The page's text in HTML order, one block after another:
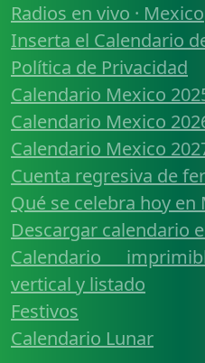
Radios en vivo · Mexico
Inserta el Calendario
Política de Privacidad
Calendario Mexico
Calendario Mexico
Calendario Mexico
Cuenta regresiva de
Qué se celebra hoy en
Descargar calendario
Calendario
vertical y listado
Festivos
Calendario Lunar